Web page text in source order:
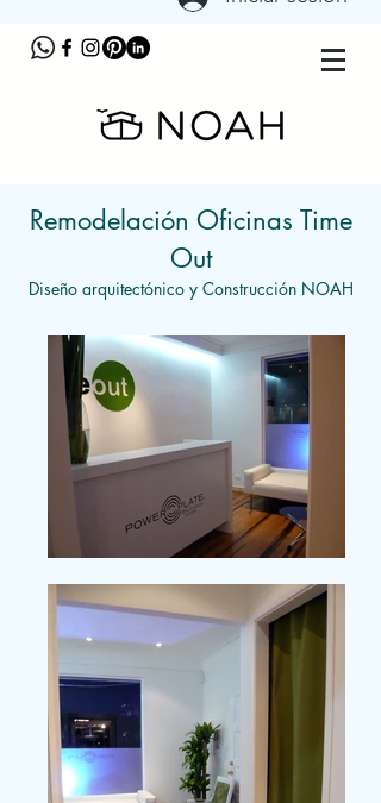
Remodelación Oficinas Time
Out
Diseño arquitectónico y Construcción NOAH